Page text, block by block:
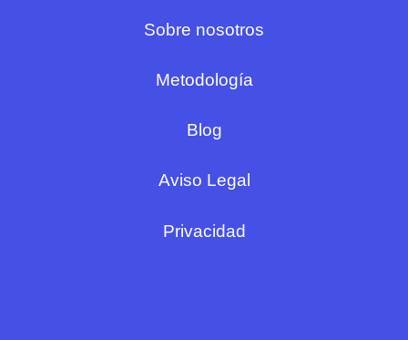
Sobre nosotros
Metodología
Blog
Aviso Legal
Privacidad